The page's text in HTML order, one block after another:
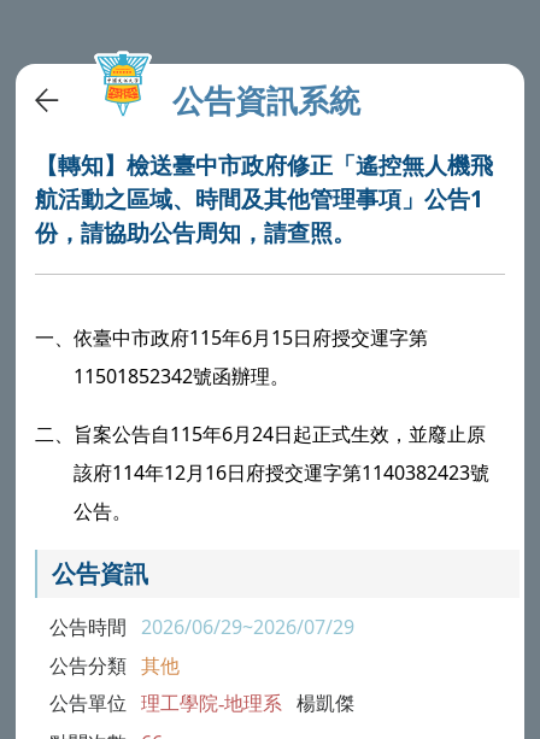
公告資訊系統
【轉知】檢送臺中市政府修正「遙控無人機飛
航活動之區域、時間及其他管理事項」公告1
份，請協助公告周知，請查照。
一、依臺中市政府115年6月15日府授交運字第
11501852342號函辦理。
二、旨案公告自115年6月24日起正式生效，並廢止原
該府114年12月16日府授交運字第1140382423號
公告。
公告資訊
公告時間 2026/06/29~2026/07/29
公告分類 其他
公告單位 理工學院-地理系 楊凱傑